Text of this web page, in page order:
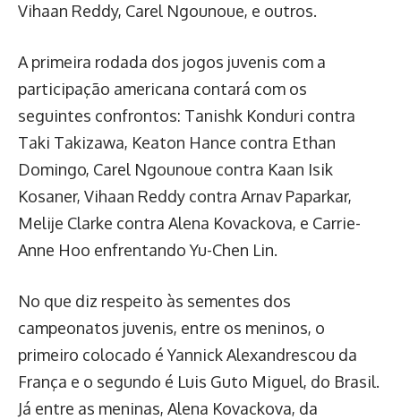
Vihaan Reddy, Carel Ngounoue, e outros.
A primeira rodada dos jogos juvenis com a
participação americana contará com os
seguintes confrontos: Tanishk Konduri contra
Taki Takizawa, Keaton Hance contra Ethan
Domingo, Carel Ngounoue contra Kaan Isik
Kosaner, Vihaan Reddy contra Arnav Paparkar,
Melije Clarke contra Alena Kovackova, e Carrie-
Anne Hoo enfrentando Yu-Chen Lin.
No que diz respeito às sementes dos
campeonatos juvenis, entre os meninos, o
primeiro colocado é Yannick Alexandrescou da
França e o segundo é Luis Guto Miguel, do Brasil.
Já entre as meninas, Alena Kovackova, da